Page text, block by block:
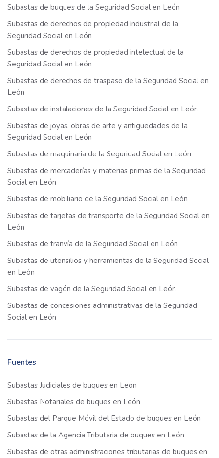
Subastas de buques de la Seguridad Social en León
Subastas de derechos de propiedad industrial de la
Seguridad Social en León
Subastas de derechos de propiedad intelectual de la
Seguridad Social en León
Subastas de derechos de traspaso de la Seguridad Social en
León
Subastas de instalaciones de la Seguridad Social en León
Subastas de joyas, obras de arte y antigüedades de la
Seguridad Social en León
Subastas de maquinaria de la Seguridad Social en León
Subastas de mercaderías y materias primas de la Seguridad
Social en León
Subastas de mobiliario de la Seguridad Social en León
Subastas de tarjetas de transporte de la Seguridad Social en
León
Subastas de tranvía de la Seguridad Social en León
Subastas de utensilios y herramientas de la Seguridad Social
en León
Subastas de vagón de la Seguridad Social en León
Subastas de concesiones administrativas de la Seguridad
Social en León
Fuentes
Subastas Judiciales de buques en León
Subastas Notariales de buques en León
Subastas del Parque Móvil del Estado de buques en León
Subastas de la Agencia Tributaria de buques en León
Subastas de otras administraciones tributarias de buques en